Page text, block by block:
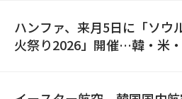
ハンファ、来月5日に「ソウ
火祭り2026」開催…韓・米